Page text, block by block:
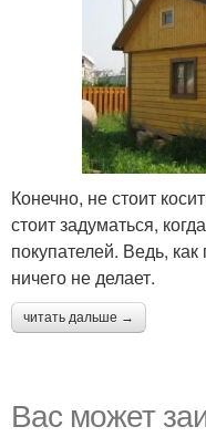
Конечно, не стоит
стоит задуматься,
покупателей. Ведь,
ничего не делает.
читать дальше →
Вас может